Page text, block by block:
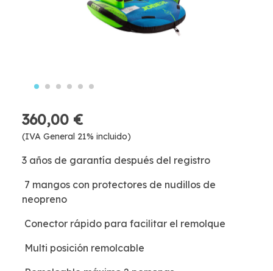
360,00 €
(IVA General 21% incluido)
3 años de garantía después del registro
7 mangos con protectores de nudillos de
neopreno
Conector rápido para facilitar el remolque
Multi posición remolcable